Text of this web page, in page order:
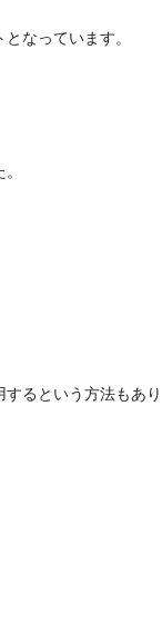
なっています。
るという方法もあり